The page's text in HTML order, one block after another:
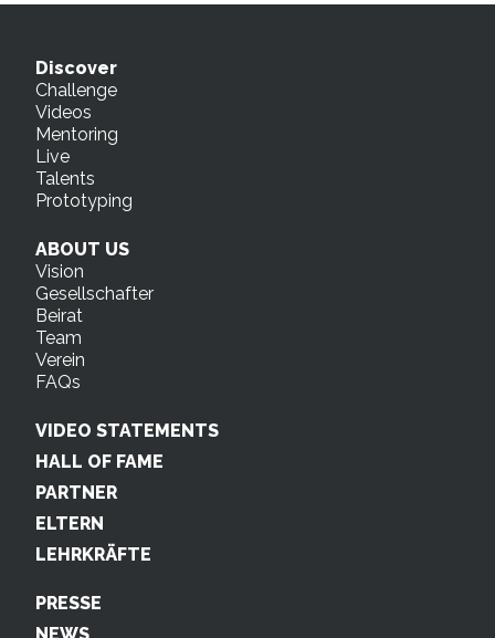
Discover
Challenge
Videos
Mentoring
Live
Talents
Prototyping
ABOUT US
Vision
Gesellschafter
Beirat
Team
Verein
FAQs
VIDEO STATEMENTS
HALL OF FAME
PARTNER
ELTERN
LEHRKRÄFTE
PRESSE